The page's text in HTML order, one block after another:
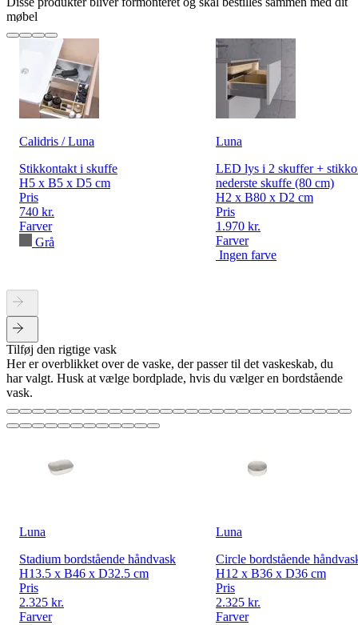
møbel
Calidris / Luna
Stikkontakt i skuffe
H5 x B5 x D5 cm
Pris
740 kr.
Farver
Grå
Luna
LED lys i 2 skuffer +
nederste skuffe (80 cm)
H2 x B80 x D2 cm
Pris
1.970 kr.
Farver
Ingen farve
Tilføj den rigtige vask
Her er overblikket over de vaske, der passer til det vaskeskab, du
har valgt. Husk at vælge bordplade, hvis du vælger en bordstående
vask.
Luna
Stadium bordstående håndvask
H13.5 x B46 x D32.5 cm
Pris
2.325 kr.
Farver
Luna
Circle bordstående
H12 x B36 x D36 cm
Pris
2.325 kr.
Farver